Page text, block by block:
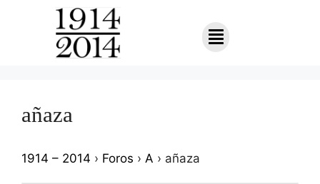
añaza
1914 – 2014 › Foros › A › añaza